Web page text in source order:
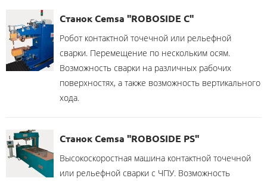
Станок Cemsa "ROBOSIDE С"
Робот контактной точечной или рельефной
сварки. Перемещение по нескольким осям.
Возможность сварки на различных рабочих
поверхностях, а также возможность вертикального
хода.
Станок Cemsa "ROBOSIDE PS"
Высокоскоростная машина контактной точечной
или рельефной сварки с ЧПУ. Возможность